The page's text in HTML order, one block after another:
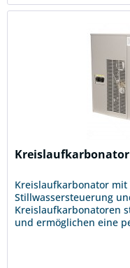
Kreislaufkarbonator
Kreislaufkarbonator
Stillwassersteuerung
Kreislaufkarbonatoren
und ermöglichen eine